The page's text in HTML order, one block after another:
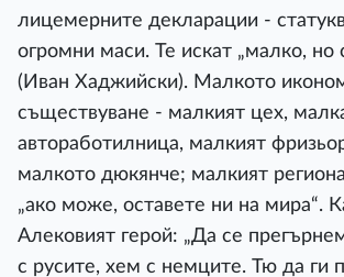
лицемерните декларации -
огромни маси. Те искат „малко, но
(Иван Хаджийски). Малкото
съществуване - малкият цех,
автоработилница, малкият
малкото дюкянче; малкият
„ако може, оставете ни на мира“.
Алековият герой: „Да се
с русите, хем с немците. Тю да ги